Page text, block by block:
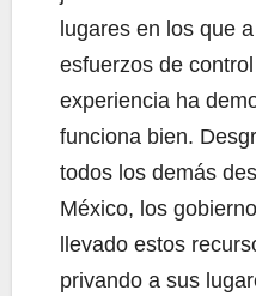
lugares en los que
esfuerzos de
experiencia ha
funciona bien.
todos los demás
México, los
llevado estos
privando a sus